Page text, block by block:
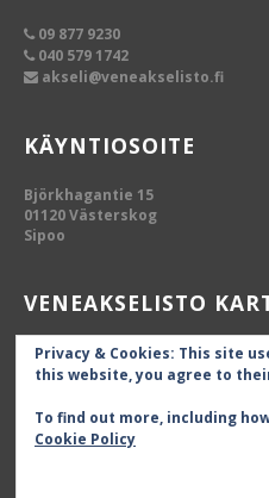
09 877 9230
040 579 1742
akseli@veneakselisto.fi
KÄYNTIOSOITE
Björkhagantie 15
01120 Västerskog
Sipoo
VENEAKSELISTO
Privacy & Cookies: This site
this website, you agree to
To find out more, including
Cookie Policy